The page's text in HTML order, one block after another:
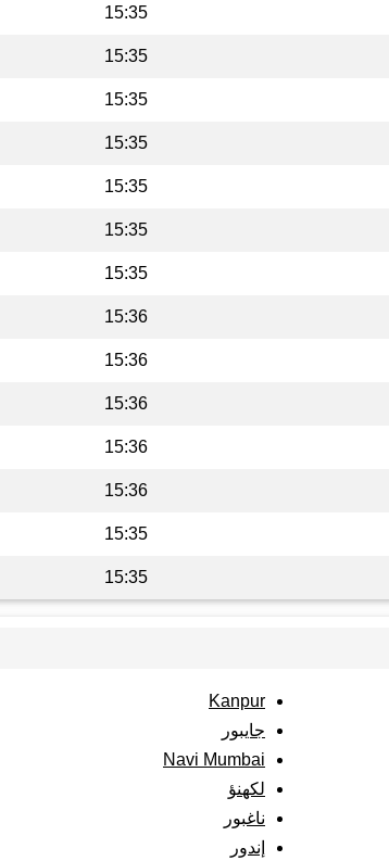
15:35
15:35
15:35
15:35
15:35
15:35
15:35
15:36
15:36
15:36
15:36
15:36
15:35
15:35
Kanpur
جايبور
Navi Mumbai
لكهنؤ
ناغبور
إندور